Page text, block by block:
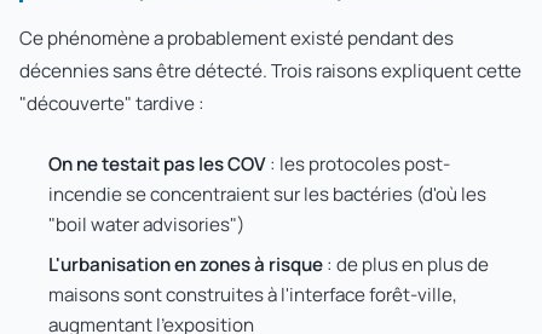
Ce phénomène a probablement existé pendant des
décennies sans être détecté. Trois raisons expliquent cette
"découverte" tardive :
On ne testait pas les COV: les protocoles post-
incendie se concentraient sur les bactéries (d'où les
"boil water advisories")
L'urbanisation en zones à risque: de plus en plus de
maisons sont construites à l'interface forêt-ville,
augmentant l'exposition